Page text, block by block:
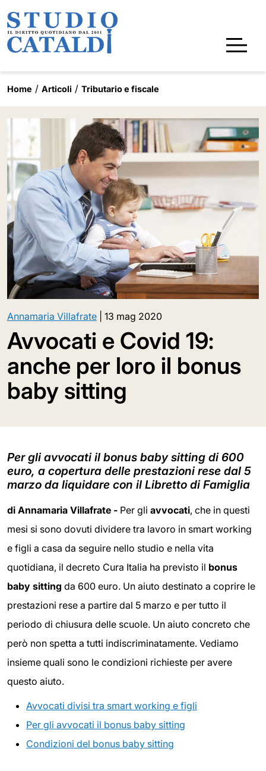
Home Articoli Tributario e fiscale
Annamaria Villafrate 13 mag 2020
Avvocati e Covid 19:
anche per loro il bonus
baby sitting
Per gli avvocati il bonus baby sitting di 600
euro, a copertura delle prestazioni rese dal 5
marzo da liquidare con il Libretto di Famiglia
di Annamaria Villafrate - Per gli avvocati, che in questi
mesi si sono dovuti dividere tra lavoro in smart working
e figli a casa da seguire nello studio e nella vita
quotidiana, il decreto Cura Italia ha previsto il bonus
baby sitting da 600 euro. Un aiuto destinato a coprire le
prestazioni rese a partire dal 5 marzo e per tutto il
periodo di chiusura delle scuole. Un aiuto concreto che
però non spetta a tutti indiscriminatamente. Vediamo
insieme quali sono le condizioni richieste per avere
questo aiuto.
Avvocati divisi tra smart working e figli
Per gli avvocati il bonus baby sitting
Condizioni del bonus baby sitting